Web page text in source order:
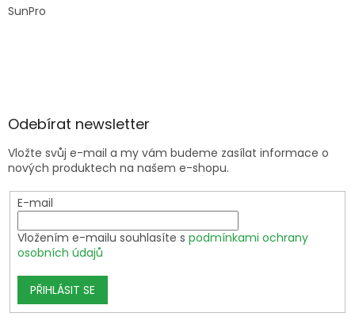
SunPro
Odebírat newsletter
Vložte svůj e-mail a my vám budeme zasílat informace o
nových produktech na našem e-shopu.
E-mail
Vložením e-mailu souhlasíte s podmínkami ochrany
osobních údajů
PŘIHLÁSIT SE